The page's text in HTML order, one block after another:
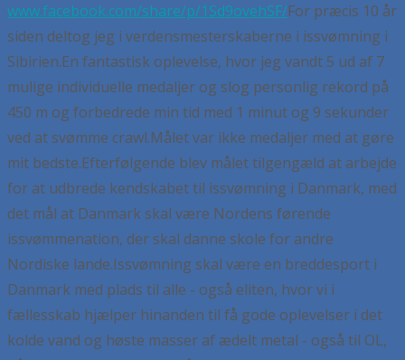
www.facebook.com/share/p/1Sd9ovehSF/For præcis 10 år
siden deltog jeg i verdensmesterskaberne i issvømning i
Sibirien.En fantastisk oplevelse, hvor jeg vandt 5 ud af 7
mulige individuelle medaljer og slog personlig rekord på
450 m og forbedrede min tid med 1 minut og 9 sekunder
ved at svømme crawl.Målet var ikke medaljer med at gøre
mit bedste.Efterfølgende blev målet tilgengæld at arbejde
for at udbrede kendskabet til issvømning i Danmark, med
det mål at Danmark skal være Nordens førende
issvømmenation, der skal danne skole for andre
Nordiske lande.Issvømning skal være en breddesport i
Danmark med plads til alle - også eliten, hvor vi i
fællesskab hjælper hinanden til få gode oplevelser i det
kolde vand og høste masser af ædelt metal - også til OL,